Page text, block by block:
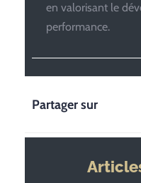
en valorisant le
performance.
Partager sur